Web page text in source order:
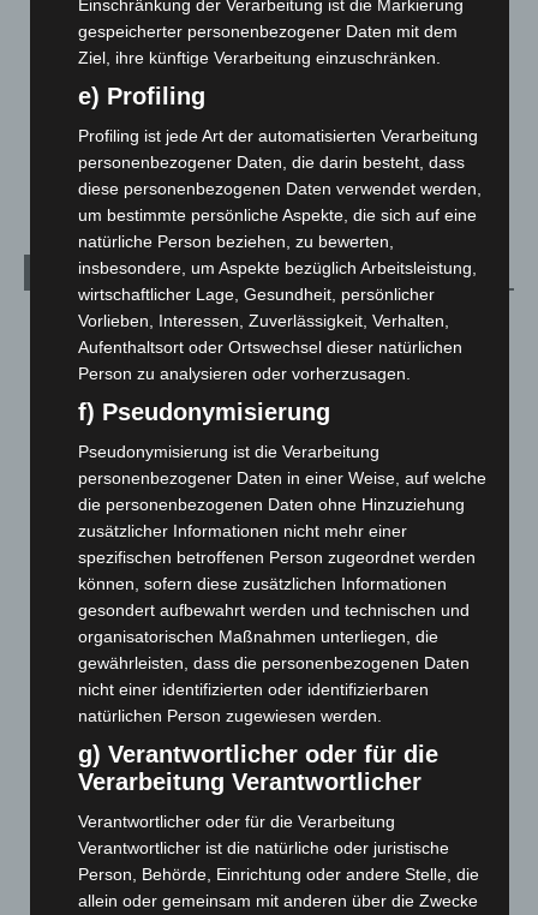
Leserbriefe
Menschen
Über uns
Veranstaltungen
1.887
1.270
Archiv
August 2026(12)
Juli 2026(73)
Juni 2026
Mai 2026
(99)
März 2026(115)
Februar 2026(109)
Januar 2026 (122)
Dezember 2025(103)
November 2025(114)
Oktober 2025(112)
September 2025(93)
August 2025(90)
Juli 2025(90)
Juni 2025(103)
Mai 2025
(112)
April 2025 (88)
Einschränkung der Verarbeitung ist die Markierung
gespeicherter personenbezogener Daten mit dem
Ziel, ihre künftige Verarbeitung einzuschränken.
e) Profiling
Profiling ist jede Art der automatisierten Verarbeitung
personenbezogener Daten, die darin besteht, dass
diese personenbezogenen Daten verwendet werden,
um bestimmte persönliche Aspekte, die sich auf eine
natürliche Person beziehen, zu bewerten,
insbesondere, um Aspekte bezüglich Arbeitsleistung,
wirtschaftlicher Lage, Gesundheit, persönlicher
Vorlieben, Interessen, Zuverlässigkeit, Verhalten,
Aufenthaltsort oder Ortswechsel dieser natürlichen
Person zu analysieren oder vorherzusagen.
f) Pseudonymisierung
Pseudonymisierung ist die Verarbeitung
personenbezogener Daten in einer Weise, auf welche
die personenbezogenen Daten ohne Hinzuziehung
zusätzlicher Informationen nicht mehr einer
spezifischen betroffenen Person zugeordnet werden
können, sofern diese zusätzlichen Informationen
gesondert aufbewahrt werden und technischen und
organisatorischen Maßnahmen unterliegen, die
gewährleisten, dass die personenbezogenen Daten
nicht einer identifizierten oder identifizierbaren
natürlichen Person zugewiesen werden.
g) Verantwortlicher oder für die
Verarbeitung Verantwortlicher
Verantwortlicher oder für die Verarbeitung
Verantwortlicher ist die natürliche oder juristische
Person, Behörde, Einrichtung oder andere Stelle, die
allein oder gemeinsam mit anderen über die Zwecke